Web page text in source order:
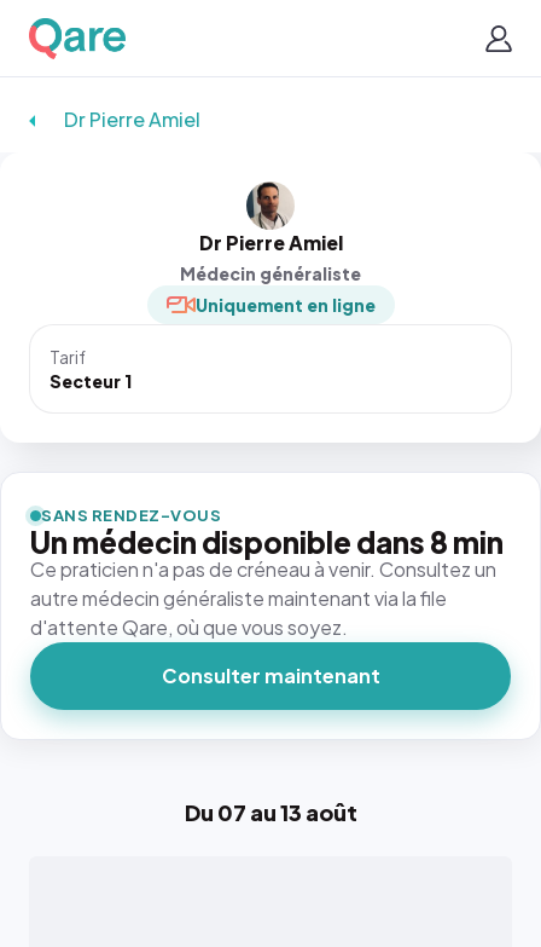
Dr Pierre Amiel
Dr Pierre Amiel
Médecin généraliste
Uniquement en ligne
Tarif
Secteur 1
Du 07 au 13 août
SANS RENDEZ-VOUS
Un médecin disponible dans 8 min
Ce praticien n'a pas de créneau à venir. Consultez un
autre médecin généraliste maintenant via la file
d'attente Qare, où que vous soyez.
Consulter maintenant